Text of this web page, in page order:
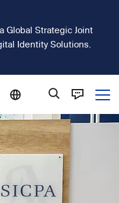
Global Strategic Joint
Identity Solutions.